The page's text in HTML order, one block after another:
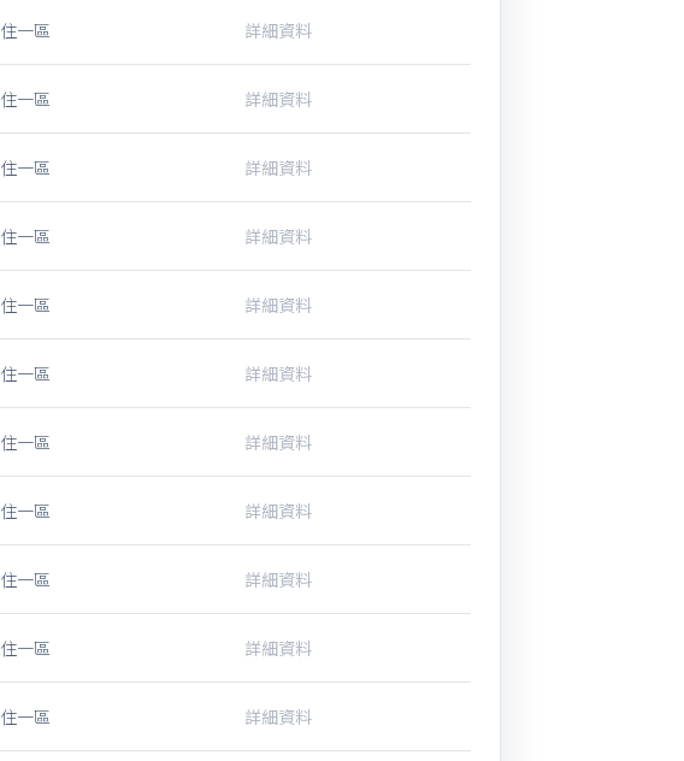
住一區 詳細資料
住一區 詳細資料
住一區 詳細資料
住一區 詳細資料
住一區 詳細資料
住一區 詳細資料
住一區 詳細資料
住一區 詳細資料
住一區 詳細資料
住一區 詳細資料
住一區 詳細資料